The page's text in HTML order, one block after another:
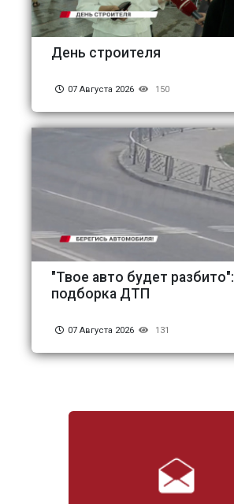
День строителя
07 Августа 2026 150
"Твое авто будет разбито":
подборка ДТП
07 Августа 2026 131